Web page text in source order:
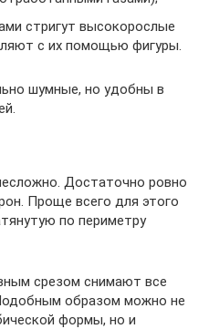
стригут высокорослые
с их помощью фигуры.
шумные, но удобны в
Достаточно ровно
Проще всего для этого
по периметру
срезом снимают все
образом можно не
формы, но и